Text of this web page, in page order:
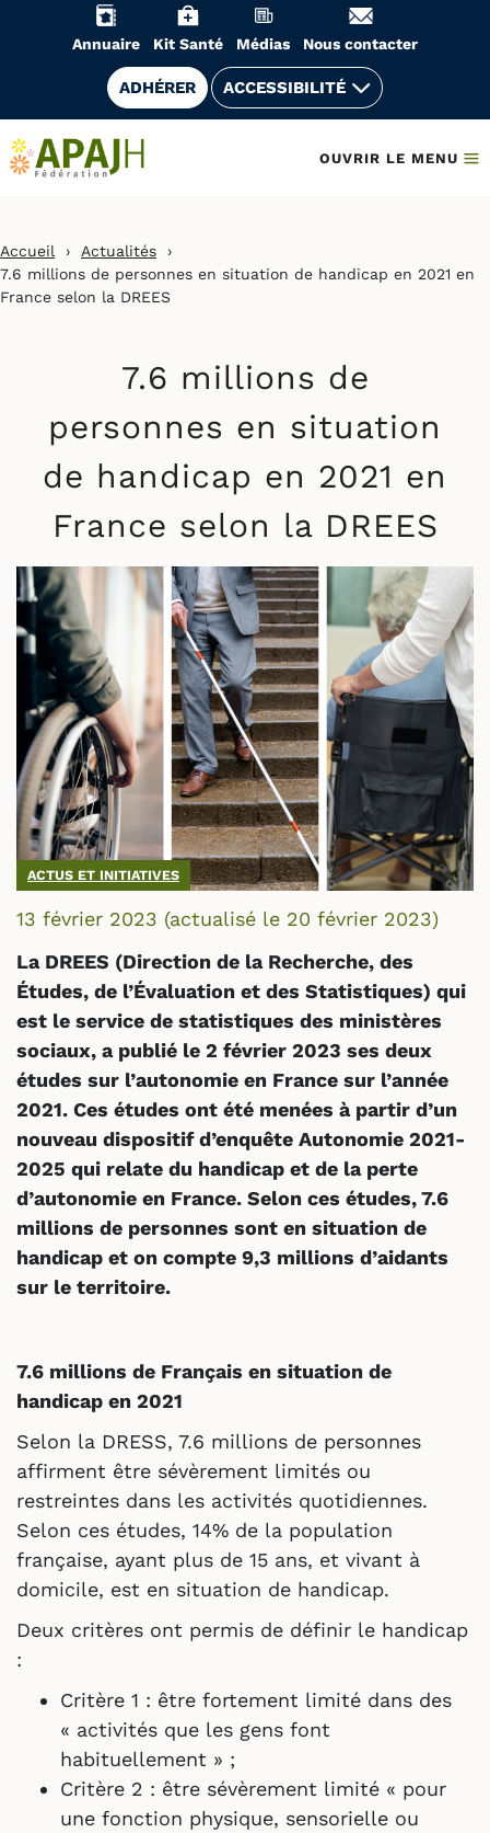
Annuaire Kit Santé Médias Nous contacter
ADHÉRER ACCESSIBILITÉ
OUVRIR LE MENU
Accueil › Actualités
›
7.6 millions de personnes en situation de handicap en 2021 en
France selon la DREES
7.6 millions de
personnes en situation
de handicap en 2021 en
France selon la DREES
ACTUS ET INITIATIVES
13 février 2023 (actualisé le 20 février 2023)
La DREES (Direction de la Recherche, des
Études, de l’Évaluation et des Statistiques) qui
est le service de statistiques des ministères
sociaux, a publié le 2 février 2023 ses deux
études sur l’autonomie en France sur l’année
2021. Ces études ont été menées à partir d’un
nouveau dispositif d’enquête Autonomie 2021-
2025 qui relate du handicap et de la perte
d’autonomie en France. Selon ces études, 7.6
millions de personnes sont en situation de
handicap et on compte 9,3 millions d’aidants
sur le territoire.
7.6 millions de Français en situation de
handicap en 2021
Selon la DRESS, 7.6 millions de personnes
affirment être sévèrement limités ou
restreintes dans les activités quotidiennes.
Selon ces études, 14% de la population
française, ayant plus de 15 ans, et vivant à
domicile, est en situation de handicap.
Deux critères ont permis de définir le handicap
:
Critère 1 : être fortement limité dans des
« activités que les gens font
habituellement » ;
Critère 2 : être sévèrement limité « pour
une fonction physique, sensorielle ou